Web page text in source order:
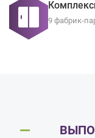
9 фабрик-